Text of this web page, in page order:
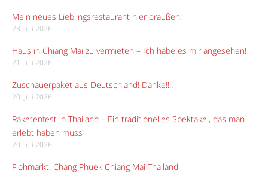
Mein neues Lieblingsrestaurant hier draußen!
23. Juli 2026
Haus in Chiang Mai zu vermieten – Ich habe es mir angesehen!
21. Juli 2026
Zuschauerpaket aus Deutschland! Danke!!!!
20. Juli 2026
Raketenfest in Thailand – Ein traditionelles Spektakel, das man
erlebt haben muss
20. Juli 2026
Flohmarkt: Chang Phuek Chiang Mai Thailand